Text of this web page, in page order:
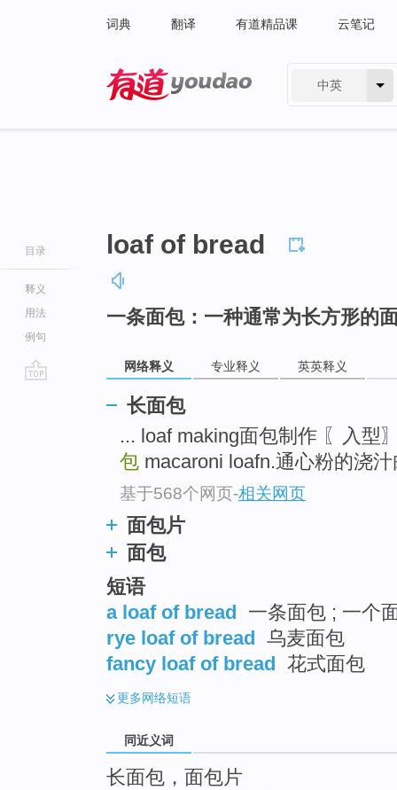
词典 翻译 有道精品课 云笔记
中英
目录
释义
用法
例句
loaf of bread
一条面包：一种通常为长方形的
网络释义 专业释义 英英释义
长面包
... loaf making面包制作 〖入型
包 macaroni loafn.通心粉的浇
基于568个网页-相关网页
面包片
面包
短语
a loaf of bread
一条面包 ; 一个
rye loaf of bread
乌麦面包
fancy loaf of bread
花式面包
更多网络短语
同近义词
长面包，面包片